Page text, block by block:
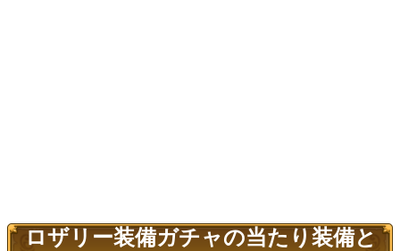
ロザリー装備ガチャの当たり装備と